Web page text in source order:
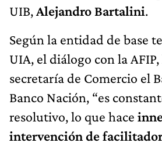
UIB,Alejandro Bartalini.
Según la entidad de base
UIA, el diálogo con la
secretaría de Comercio el
Banco Nación, “es
resolutivo, lo que hace
intervención de